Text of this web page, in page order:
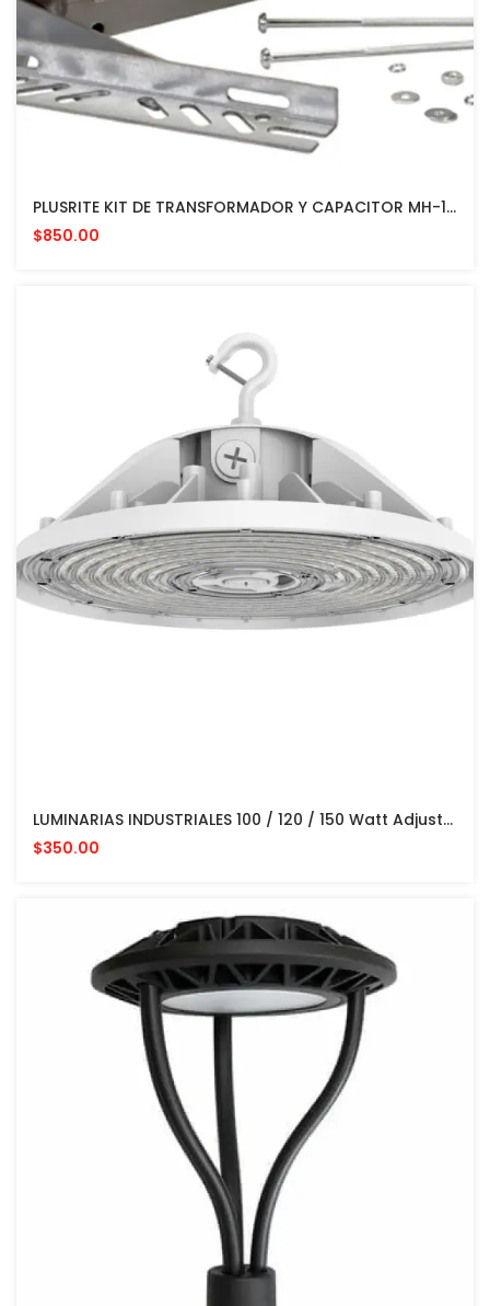
PLUSRITE KIT DE TRANSFORMADOR Y CAPACITOR MH-1500A-Q-KIT Metal Halide Ballast Kit - 1500W Quad-Tap
$850.00
LUMINARIAS INDUSTRIALES 100 / 120 / 150 Watt Adjustable LED UFO Fixture | 15000 To 22500 Lumens | 4000K / 5000K Adjustable | 100-277V | CUARTOS FRIOS
$350.00